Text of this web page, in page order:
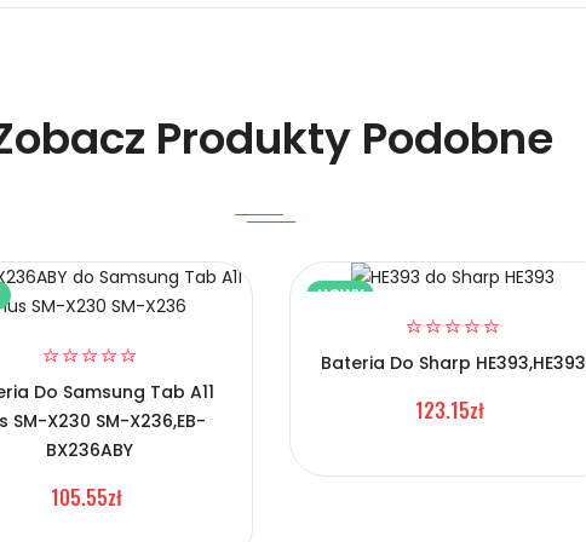
Produkty Podobne
Do Samsung Tab A11
SM-X230 SM-X236,EB-
BX236ABY
105.55zł
NOWY
Bateria Do Sharp HE393,HE393
123.15zł